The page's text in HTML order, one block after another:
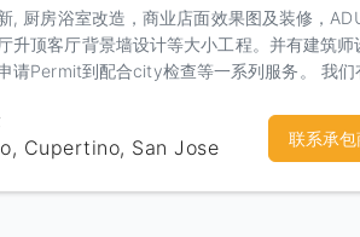
, 厨房浴室改造，商业店面效果图及装修，
升顶客厅背景墙设计等大小工程。并有建筑师
请Permit到配合city检查等一系列服务。 我们
Cupertino, San Jose
联系承包